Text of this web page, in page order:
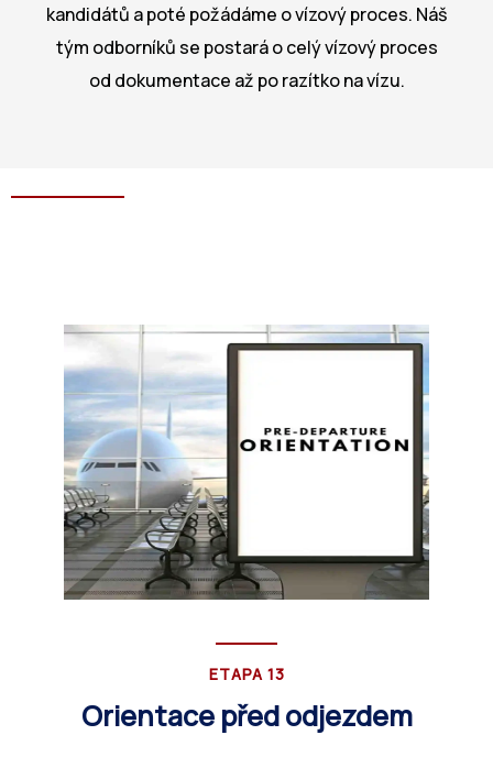
kandidátů a poté požádáme o vízový proces. Náš
tým odborníků se postará o celý vízový proces
od dokumentace až po razítko na vízu.
ETAPA 13
Orientace před odjezdem